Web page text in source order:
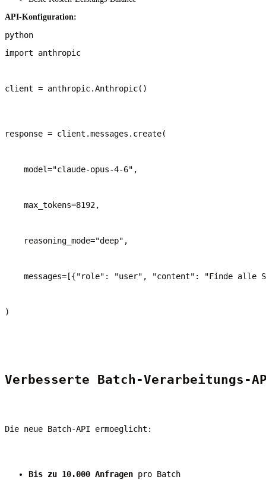
API-Konfiguration:
import anthropic
client = anthropic.Anthropic()
response = client.messages.create(
    model="claude-opus-4-6",
    max_tokens=8192,
    reasoning_mode="deep",
messages=[{"role": "user", "content": "Finde alle
)
Verbesserte Batch-Verarbeitungs-
Die neue Batch-API ermoeglicht:
Bis zu 10.000 Anfragen pro Batch